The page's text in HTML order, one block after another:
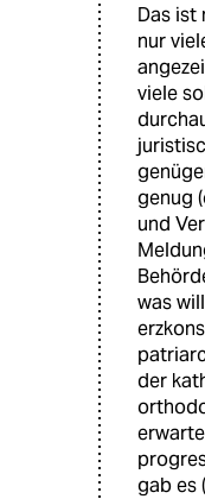
Das ist
nur
viele
genug
und
was
der
gab es